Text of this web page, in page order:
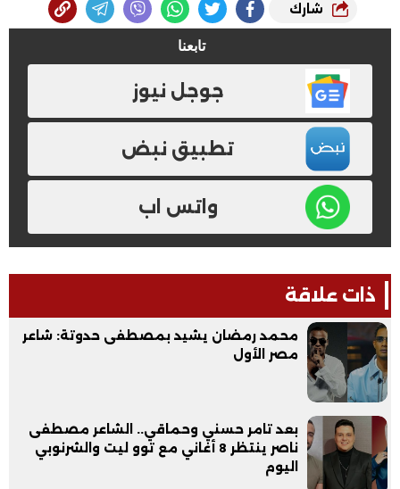
شارك
تابعنا
جوجل نيوز
تطبيق نبض
واتس اب
ذات علاقة
محمد رمضان يشيد بمصطفى حدوتة: شاعر
مصر الأول
بعد تامر حسني وحماقي.. الشاعر مصطفى
ناصر ينتظر 8 أغاني مع توو ليت والشرنوبي
اليوم